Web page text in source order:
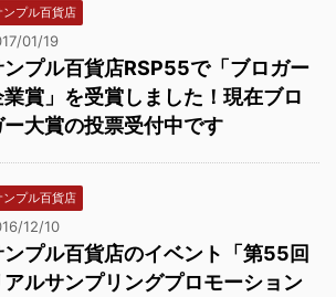
ンプル百貨店
01/19
ンプル百貨店RSP55で「ブロガー
業賞」を受賞しました！現在ブロ
ー大賞の投票受付中です
ンプル百貨店
12/10
ンプル百貨店のイベント「第55回
アルサンプリングプロモーション